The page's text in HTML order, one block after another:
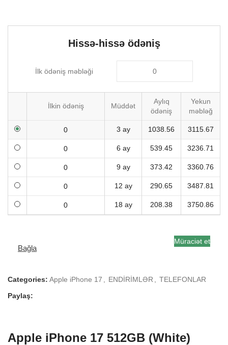
Hissə-hissə ödəniş
İlk ödəniş məbləği
İlkin ödəniş Müddət
Aylıq
ödəniş
Yekun
məbləğ
3 ay 1038.56 3115.67
6 ay 539.45 3236.71
9 ay 373.42 3360.76
12 ay 290.65 3487.81
18 ay 208.38 3750.86
Bağla
Müraciət et
Categories: Apple iPhone 17 , ENDİRİMLƏR , TELEFONLAR
Paylaş:
Apple iPhone 17 512GB (White)